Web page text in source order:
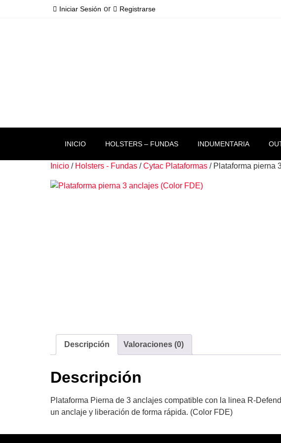
Iniciar Sesión or Registrarse
INICIO HOLSTERS – FUNDAS INDUMENTARIA
Inicio / Holsters - Fundas /Cytac Plataformas / Plataforma pierna
Descripción Valoraciones (0)
Descripción
Plataforma Pierna de 3 anclajes compatible con la linea R-
un anclaje y liberación de forma rápida. (Color FDE)